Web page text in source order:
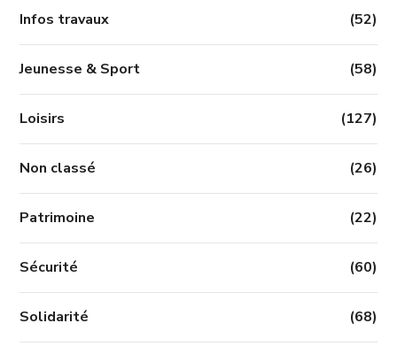
Infos travaux (52)
Jeunesse & Sport (58)
Loisirs (127)
Non classé (26)
Patrimoine (22)
Sécurité (60)
Solidarité (68)